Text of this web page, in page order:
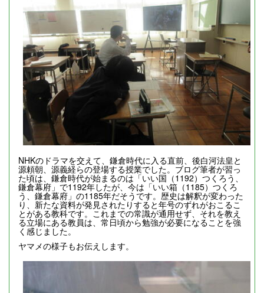
NHKのドラマを交えて、鎌倉時代に入る直前、後白河法皇と
源頼朝、源義経らの登場する授業でした。ブログ筆者が習っ
た頃は、鎌倉時代が始まるのは「いい国（1192）つくろう、
鎌倉幕府」で1192年したが、今は「いい箱（1185）つくろ
う、鎌倉幕府」の1185年だそうです。歴史は解釈が変わった
り、新たな資料が発見されたりすると年号のずれがおこるこ
とがある教科です。これまでの常識が通用せず、それを教え
る立場にある教員は、常日頃から勉強が必要になることを強
く感じました。
ヤマメの様子もお伝えします。